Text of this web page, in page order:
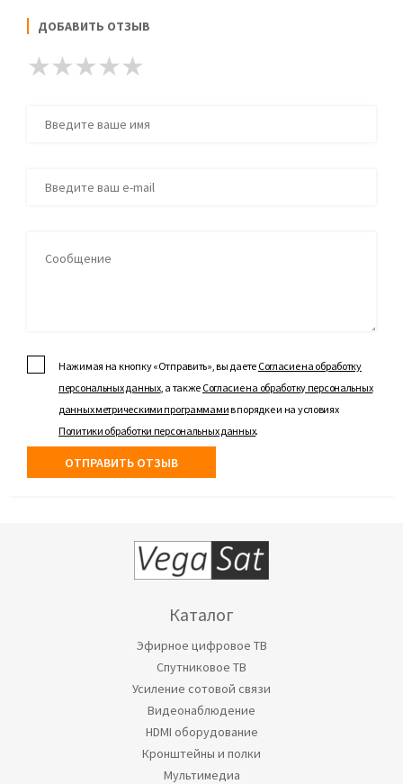
ДОБАВИТЬ ОТЗЫВ
Нажимая на кнопку «Отправить», вы даете Согласие на обработку
персональных данных, а также Согласие на обработку персональных
данных метрическими программамив порядке и на условиях
Политики обработки персональных данных.
ОТПРАВИТЬ ОТЗЫВ
Каталог
Эфирное цифровое ТВ
Спутниковое ТВ
Усиление сотовой связи
Видеонаблюдение
HDMI оборудование
Кронштейны и полки
Мультимедиа